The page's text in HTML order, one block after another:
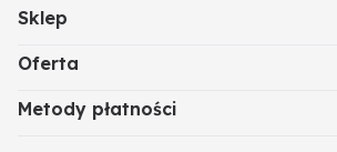
Sklep
Oferta
Metody płatności